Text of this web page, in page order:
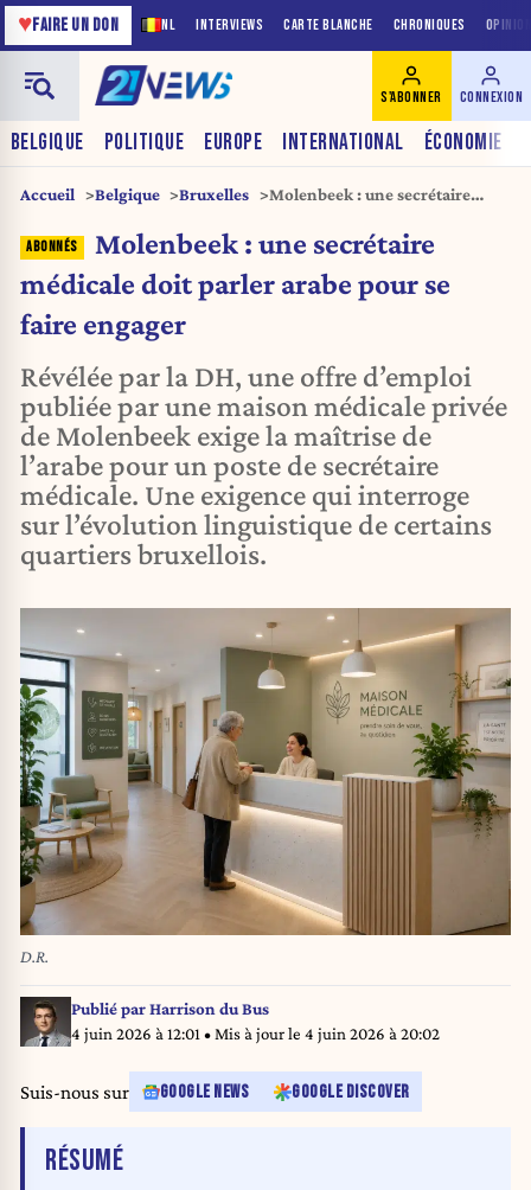
NL INTERVIEWS CARTE BLANCHE CHRONIQUES
♥FAIRE UN DON
BELGIQUE POLITIQUE EUROPE INTERNATIONAL ÉCONOMIE
S'ABONNER CONNEXION
Accueil Belgique Bruxelles
Molenbeek : une secrétaire
se faire engager
Molenbeek : une secrétaire
médicale doit parler arabe pour se
faire engager
Révélée par la DH, une offre d’emploi
publiée par une maison médicale privée
de Molenbeek exige la maîtrise de
l’arabe pour un poste de secrétaire
médicale. Une exigence qui interroge
sur l’évolution linguistique de certains
quartiers bruxellois.
D.R.
Publié parHarrison du Bus
4 juin 2026 à 12:01 • Mis à jour le 4 juin 2026 à 20:02
Suis-nous sur GOOGLE NEWS GOOGLE DISCOVER
RÉSUMÉDE L'ARTICLE